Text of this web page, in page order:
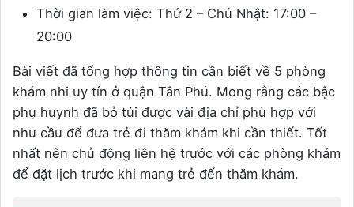
Thời gian làm việc: Thứ 2 – Chủ Nhật: 17:00 –
20:00
Bài viết đã tổng hợp thông tin cần biết về 5 phòng
khám nhi uy tín ở quận Tân Phú. Mong rằng các bậc
phụ huynh đã bỏ túi được vài địa chỉ phù hợp với
nhu cầu để đưa trẻ đi thăm khám khi cần thiết. Tốt
nhất nên chủ động liên hệ trước với các phòng khám
để đặt lịch trước khi mang trẻ đến thăm khám.